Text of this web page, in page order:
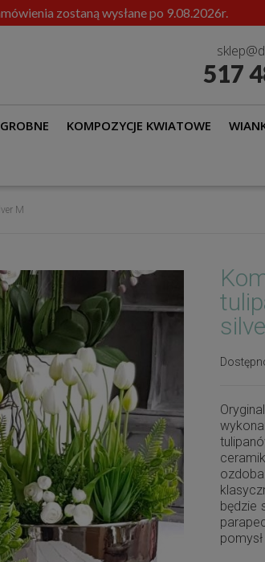
Przerwa urlopowa.
517
KOMPOZYCJE KWIATOWE
M
będzie